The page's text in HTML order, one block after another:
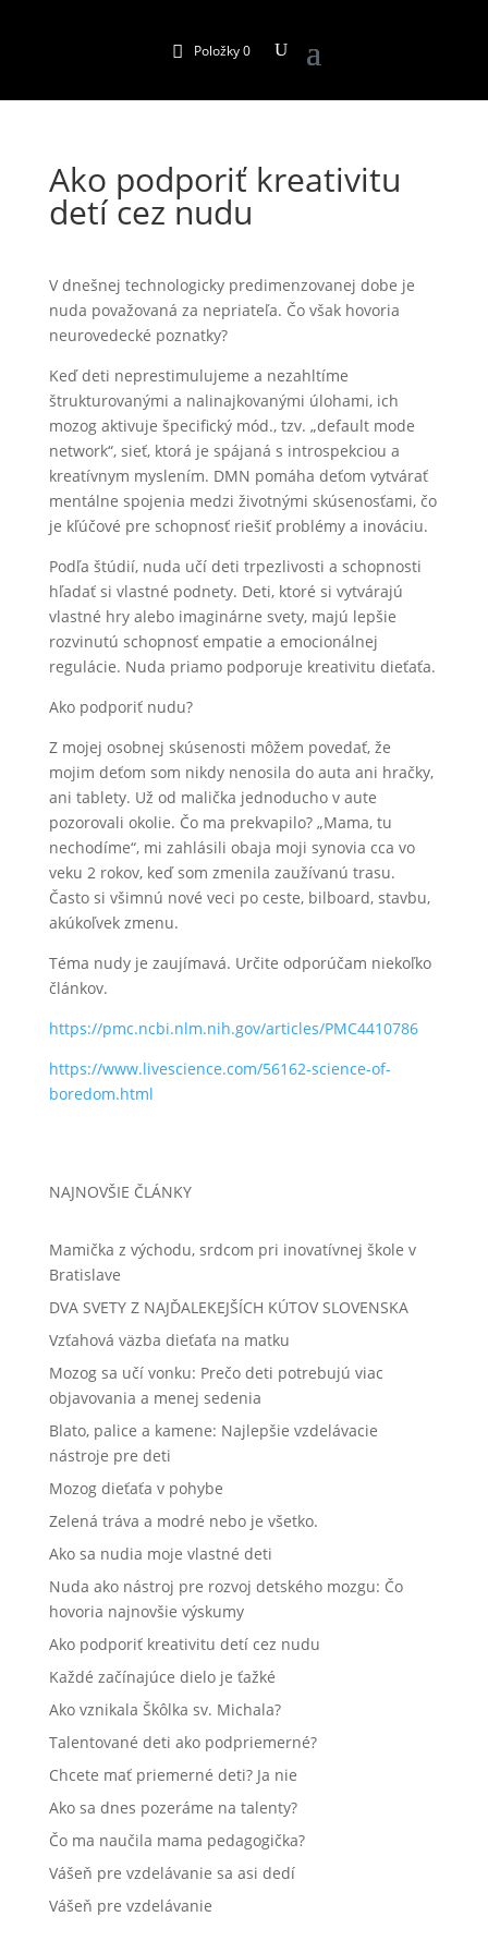
Položky 0
Ako podporiť kreativitu
detí cez nudu
V dnešnej technologicky predimenzovanej dobe je
nuda považovaná za nepriateľa. Čo však hovoria
neurovedecké poznatky?
Keď deti neprestimulujeme a nezahltíme
štrukturovanými a nalinajkovanými úlohami, ich
mozog aktivuje špecifický mód., tzv. „default mode
network“, sieť, ktorá je spájaná s introspekciou a
kreatívnym myslením. DMN pomáha deťom vytvárať
mentálne spojenia medzi životnými skúsenosťami, čo
je kľúčové pre schopnosť riešiť problémy a inováciu.
Podľa štúdií, nuda učí deti trpezlivosti a schopnosti
hľadať si vlastné podnety. Deti, ktoré si vytvárajú
vlastné hry alebo imaginárne svety, majú lepšie
rozvinutú schopnosť empatie a emocionálnej
regulácie. Nuda priamo podporuje kreativitu dieťaťa.
Ako podporiť nudu?
Z mojej osobnej skúsenosti môžem povedať, že
mojim deťom som nikdy nenosila do auta ani hračky,
ani tablety. Už od malička jednoducho v aute
pozorovali okolie. Čo ma prekvapilo? „Mama, tu
nechodíme“, mi zahlásili obaja moji synovia cca vo
veku 2 rokov, keď som zmenila zaužívanú trasu.
Často si všimnú nové veci po ceste, bilboard, stavbu,
akúkoľvek zmenu.
Téma nudy je zaujímavá. Určite odporúčam niekoľko
článkov.
https://pmc.ncbi.nlm.nih.gov/articles/PMC4410786
https://www.livescience.com/56162-science-of-
boredom.html
NAJNOVŠIE ČLÁNKY
Mamička z východu, srdcom pri inovatívnej škole v
Bratislave
DVA SVETY Z NAJĎALEKEJŠÍCH KÚTOV SLOVENSKA
Vzťahová väzba dieťaťa na matku
Mozog sa učí vonku: Prečo deti potrebujú viac
objavovania a menej sedenia
Blato, palice a kamene: Najlepšie vzdelávacie
nástroje pre deti
Mozog dieťaťa v pohybe
Zelená tráva a modré nebo je všetko.
Ako sa nudia moje vlastné deti
Nuda ako nástroj pre rozvoj detského mozgu: Čo
hovoria najnovšie výskumy
Ako podporiť kreativitu detí cez nudu
Každé začínajúce dielo je ťažké
Ako vznikala Škôlka sv. Michala?
Talentované deti ako podpriemerné?
Chcete mať priemerné deti? Ja nie
Ako sa dnes pozeráme na talenty?
Čo ma naučila mama pedagogička?
Vášeň pre vzdelávanie sa asi dedí
Vášeň pre vzdelávanie